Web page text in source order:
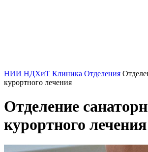
НИИ НДХиТ Клиника Отделения
курортного лечения
Отделение
курортного лечения